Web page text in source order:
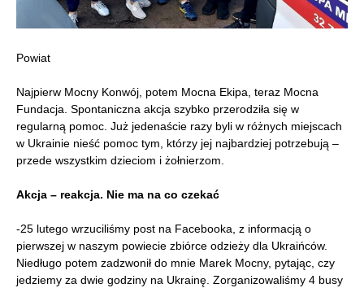
Powiat
Najpierw Mocny Konwój, potem Mocna Ekipa, teraz Mocna
Fundacja. Spontaniczna akcja szybko przerodziła się w
regularną pomoc. Już jedenaście razy byli w różnych miejscach
w Ukrainie nieść pomoc tym, którzy jej najbardziej potrzebują –
przede wszystkim dzieciom i żołnierzom.
Akcja – reakcja. Nie ma na co czekać
-25 lutego wrzuciliśmy post na Facebooka, z informacją o
pierwszej w naszym powiecie zbiórce odzieży dla Ukraińców.
Niedługo potem zadzwonił do mnie Marek Mocny, pytając, czy
jedziemy za dwie godziny na Ukrainę. Zorganizowaliśmy 4 busy